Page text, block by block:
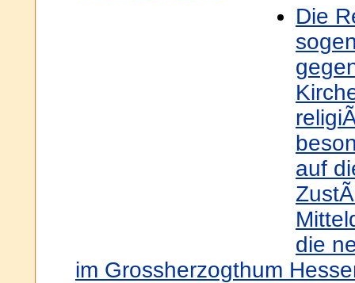
Die
auf
die
im Grossherzogthum